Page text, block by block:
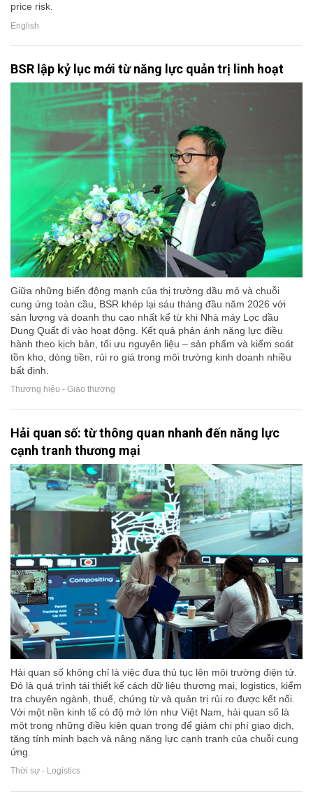
price risk.
English
BSR lập kỷ lục mới từ năng lực quản trị linh hoạt
Giữa những biến động mạnh của thị trường dầu mỏ và chuỗi
cung ứng toàn cầu, BSR khép lại sáu tháng đầu năm 2026 với
sản lượng và doanh thu cao nhất kể từ khi Nhà máy Lọc dầu
Dung Quất đi vào hoạt động. Kết quả phản ánh năng lực điều
hành theo kịch bản, tối ưu nguyên liệu – sản phẩm và kiểm soát
tồn kho, dòng tiền, rủi ro giá trong môi trường kinh doanh nhiều
bất định.
Thương hiệu - Giao thương
Hải quan số: từ thông quan nhanh đến năng lực
cạnh tranh thương mại
Hải quan số không chỉ là việc đưa thủ tục lên môi trường điện tử.
Đó là quá trình tái thiết kế cách dữ liệu thương mại, logistics, kiểm
tra chuyên ngành, thuế, chứng từ và quản trị rủi ro được kết nối.
Với một nền kinh tế có độ mở lớn như Việt Nam, hải quan số là
một trong những điều kiện quan trọng để giảm chi phí giao dịch,
tăng tính minh bạch và nâng năng lực cạnh tranh của chuỗi cung
ứng.
Thời sự - Logistics